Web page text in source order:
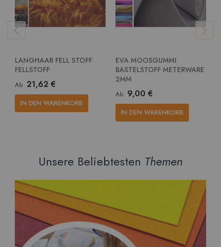
LANGHAAR FELL STOFF
FELLSTOFF
Ab 21,62 €
IN DEN WARENKORB
EVA MOOSGUMMI
BASTELSTOFF METERWARE
2MM
Ab 9,00 €
IN DEN WARENKORB
Unsere Beliebtesten Themen